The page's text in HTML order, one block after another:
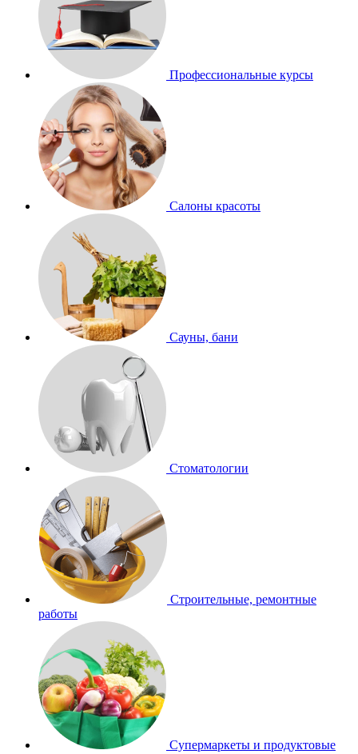
Профессиональные курсы
Салоны красоты
Сауны, бани
Стоматологии
Строительные, ремонтные
работы
Супермаркеты и продуктовые